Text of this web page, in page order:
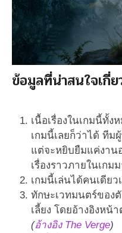
ข้อมูลที่น่าสนใจเกี่
เนื้อเรื่องในเกมนี้ทั้ง
เกมนี้เลยก็ว่าได้ ทีม
แต่จะหยิบยืมแค่งาน
เรื่องราวภายในเกม
เกมนี้เล่นได้คนเดีย
ทักษะเวทมนตร์ของ
เลี้ยง โดยอ้างอิงหน้
(อ้างอิง The Verge)